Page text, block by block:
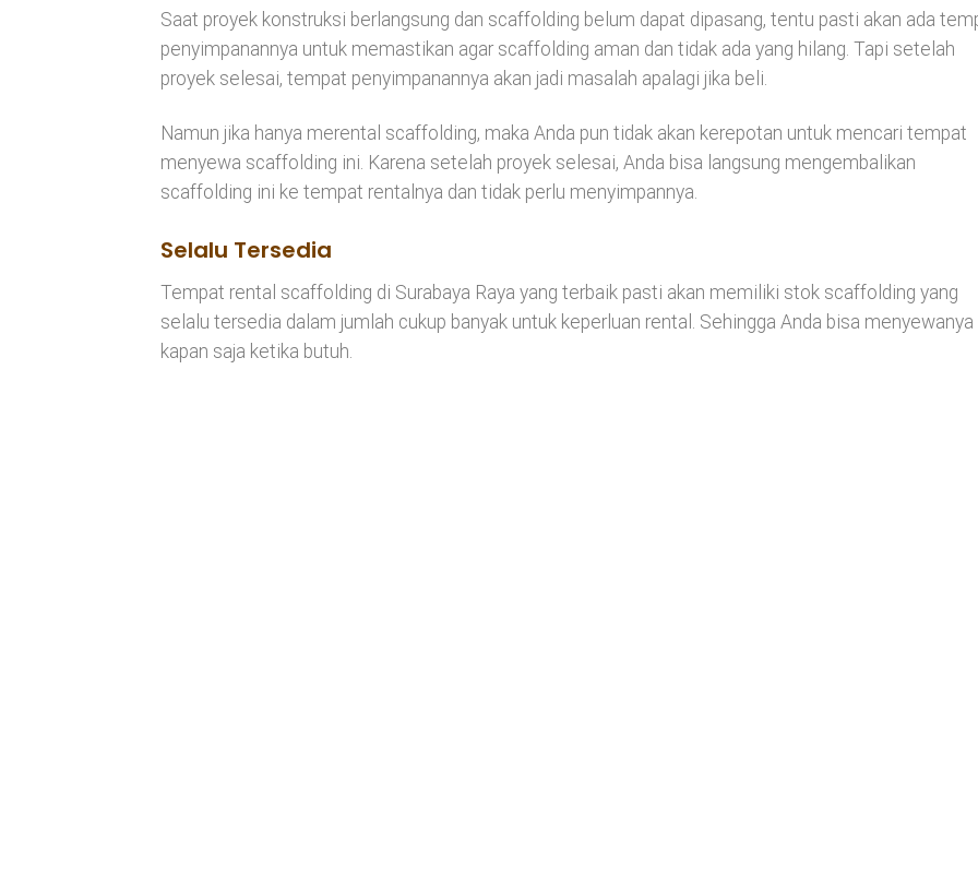
Saat proyek konstruksi berlangsung dan scaffolding belum dapat dipasang, tentu pasti akan ada
penyimpanannya untuk memastikan agar scaffolding aman dan tidak ada yang hilang. Tapi setelah
proyek selesai, tempat penyimpanannya akan jadi masalah apalagi jika beli.
Namun jika hanya merental scaffolding, maka Anda pun tidak akan kerepotan untuk mencari tempat
menyewa scaffolding ini. Karena setelah proyek selesai, Anda bisa langsung mengembalikan
scaffolding ini ke tempat rentalnya dan tidak perlu menyimpannya.
Selalu Tersedia
Tempat rental scaffolding di Surabaya Raya yang terbaik pasti akan memiliki stok scaffolding yang
selalu tersedia dalam jumlah cukup banyak untuk keperluan rental. Sehingga Anda bisa menyewanya
kapan saja ketika butuh.